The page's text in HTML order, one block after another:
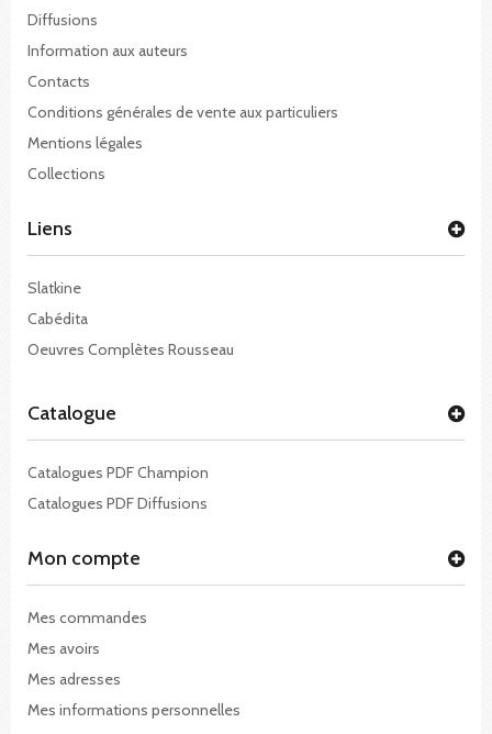
Diffusions
Information aux auteurs
Contacts
Conditions générales de vente aux particuliers
Mentions légales
Collections
Liens
Slatkine
Cabédita
Oeuvres Complètes Rousseau
Catalogue
Catalogues PDF Champion
Catalogues PDF Diffusions
Mon compte
Mes commandes
Mes avoirs
Mes adresses
Mes informations personnelles